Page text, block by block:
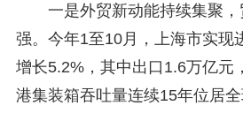
一是外贸新动能持续集聚
强。今年1至10月，上海市实现
增长5.2%，其中出口1.6万亿元
港集装箱吞吐量连续15年位居